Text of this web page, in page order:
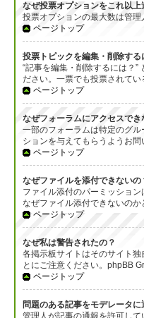
なぜ投票オプションをこれ以上
投票オプションの最大数は管
ページトップ
投票トピックを編集・削除する
“記事を編集・削除するには？
ださい。一票でも投票されて
ページトップ
なぜフォーラムにアクセスでき
一部のフォーラムは特定のグ
ションを与えてもらうようお問
ページトップ
なぜファイルを添付できないの
ファイル添付のパーミッショ
なぜファイル添付できないのか
ページトップ
なぜ私は警告されたの？
各掲示板サイトはそのサイト
とにご注意ください。phpBB
ページトップ
問題のある記事をモデレータに
管理人が記事の通報を許可し